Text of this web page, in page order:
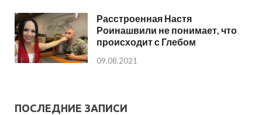
Расстроенная Настя
Роинашвили не понимает, что
происходит с Глебом
09.08.2021
ПОСЛЕДНИЕ ЗАПИСИ